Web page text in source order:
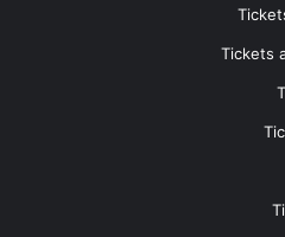
Tickets